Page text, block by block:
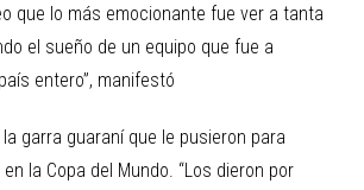
que lo más emocionante fue ver a tanta
el sueño de un equipo que fue a
entero”, manifestó
garra guaraní que le pusieron para
la Copa del Mundo. “Los dieron por